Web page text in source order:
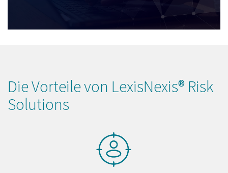
Die Vorteile von LexisNexis® Risk
Solutions